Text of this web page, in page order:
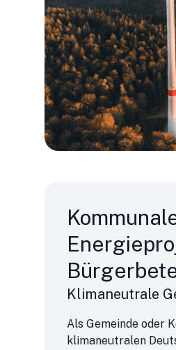
Klimaneutrale
Als Gemeinde oder
klimaneutralen